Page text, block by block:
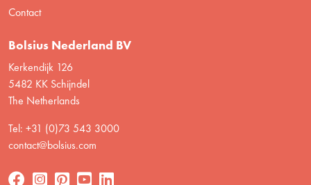
Contact
Bolsius Nederland BV
Kerkendijk 126
5482 KK Schijndel
The Netherlands
Tel: +31 (0)73 543 3000
contact@bolsius.com